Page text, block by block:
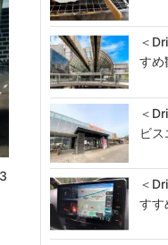
＜
す
＜
ビ
＜
すす